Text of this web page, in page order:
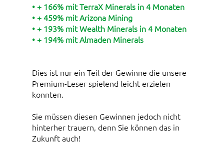
• + 166% mit TerraX Minerals in 4 Monaten
• + 459% mit Arizona Mining
• + 193% mit Wealth Minerals in 4 Monaten
• + 194% mit Almaden Minerals
Dies ist nur ein Teil der Gewinne die unsere
Premium-Leser spielend leicht erzielen
konnten.
Sie müssen diesen Gewinnen jedoch nicht
hinterher trauern, denn Sie können das in
Zukunft auch!